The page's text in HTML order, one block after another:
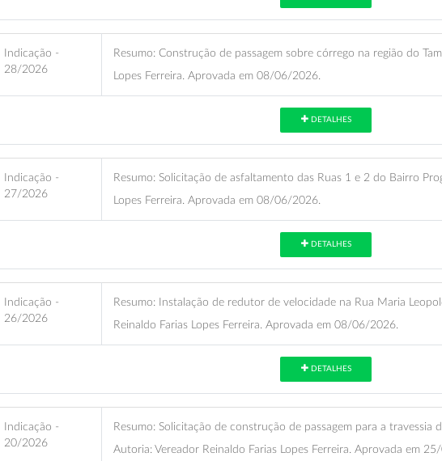
Indicação -
28/2026
Resumo: Construção de passagem sobre córrego na região do
Lopes Ferreira. Aprovada em 08/06/2026.
DETALHES
Indicação -
27/2026
Resumo: Solicitação de asfaltamento das Ruas 1 e 2 do Bairro
Lopes Ferreira. Aprovada em 08/06/2026.
DETALHES
Indicação -
26/2026
Resumo: Instalação de redutor de velocidade na Rua Maria
Reinaldo Farias Lopes Ferreira. Aprovada em 08/06/2026.
DETALHES
Indicação -
20/2026
Resumo: Solicitação de construção de passagem para a travessia
Autoria: Vereador Reinaldo Farias Lopes Ferreira. Aprovada em